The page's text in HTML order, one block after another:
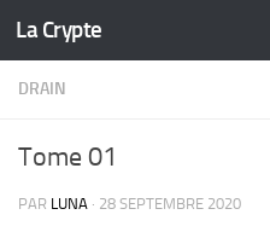
Skip to content
La Crypte
DRAIN
Tome 01
PAR LUNA · 28 SEPTEMBRE 2020